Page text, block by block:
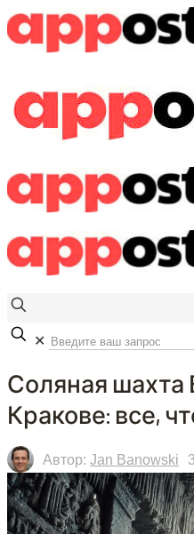
✕
Соляная шахта
Кракове: все,
Автор: Jan Banowski